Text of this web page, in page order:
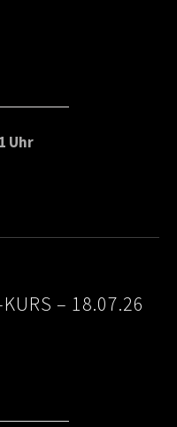
Uhr
KURS – 18.07.26